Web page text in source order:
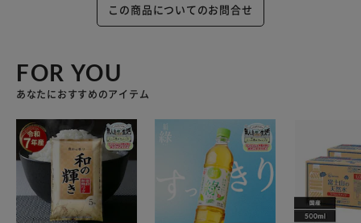
この商品についてのお問合せ
FOR YOU
あなたにおすすめのアイテム